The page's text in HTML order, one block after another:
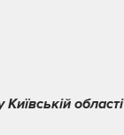
області